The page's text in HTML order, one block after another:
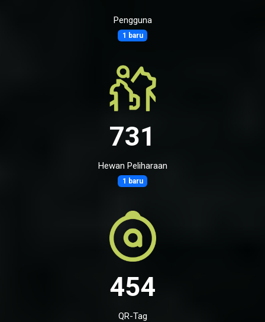
Pengguna
1 baru
731
Hewan Peliharaan
1 baru
454
QR-Tag